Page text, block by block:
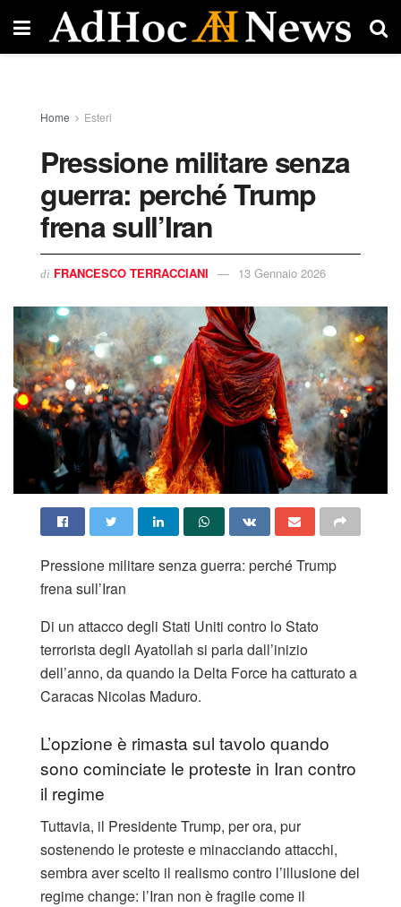
Home Esteri
Pressione militare senza
guerra: perché Trump
frena sull’Iran
di FRANCESCO TERRACCIANI 13 Gennaio 2026
Pressione militare senza guerra: perché Trump
frena sull’Iran
Di un attacco degli Stati Uniti contro lo Stato
terrorista degli Ayatollah si parla dall’inizio
dell’anno, da quando la Delta Force ha catturato a
Caracas Nicolas Maduro.
L’opzione è rimasta sul tavolo quando
sono cominciate le proteste in Iran contro
il regime
Tuttavia, il Presidente Trump, per ora, pur
sostenendo le proteste e minacciando attacchi,
sembra aver scelto il realismo contro l’illusione del
regime change: l’Iran non è fragile come il